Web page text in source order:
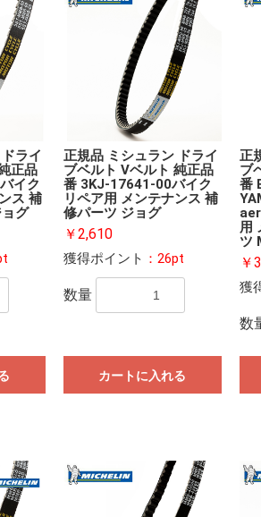
ライ
正品
イク
ス 補
グ
正規品 ミシュラン ドライ
ブベルト Vベルト 純正品
番 3KJ-17641-00バイク
リペア用 メンテナンス 補
修パーツ ジョグ
￥2,610
獲得ポイント ：26pt
数量
カートに入れる
正
ブ
番
用
ツ
￥
獲
数